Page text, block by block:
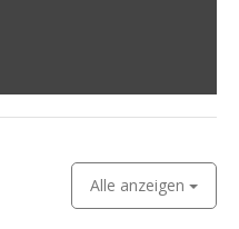
Alle anzeigen